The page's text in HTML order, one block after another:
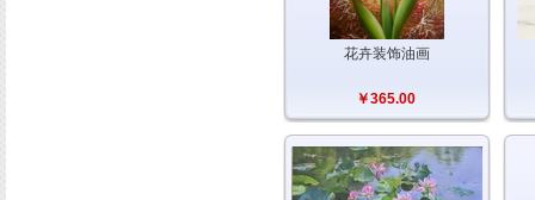
花卉装饰油画
￥365.00